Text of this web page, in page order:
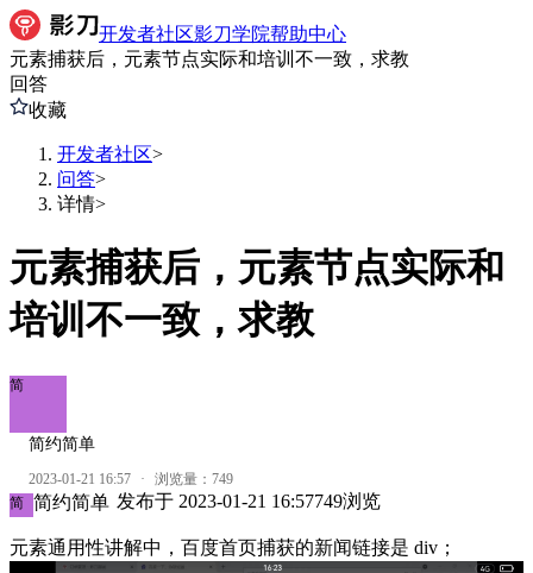
开发者社区影刀学院帮助中心
元素捕获后，元素节点实际和培训不一致，求教
回答
收藏
开发者社区>
问答>
详情>
元素捕获后，元素节点实际和
培训不一致，求教
简
简约简单
2023-01-21 16:57 · 浏览量： 749
简 简约简单 发布于 2023-01-21 16:57749浏览
元素通用性讲解中，百度首页捕获的新闻链接是 div；